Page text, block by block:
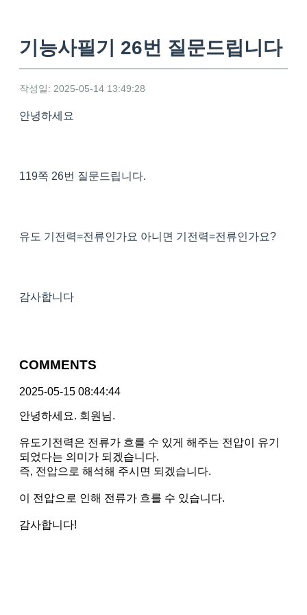
기능사필기 26번 질문드립니다
작성일: 2025-05-14 13:49:28
안녕하세요
119쪽 26번 질문드립니다.
유도 기전력=전류인가요 아니면 기전력=전류인가요?
감사합니다
COMMENTS
2025-05-15 08:44:44
안녕하세요. 회원님.
유도기전력은 전류가 흐를 수 있게 해주는 전압이 유기
되었다는 의미가 되겠습니다.
즉, 전압으로 해석해 주시면 되겠습니다.
이 전압으로 인해 전류가 흐를 수 있습니다.
감사합니다!